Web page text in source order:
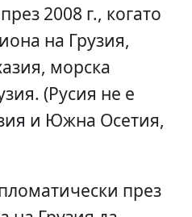
2008 г., когато
на Грузия,
морска
(Русия не е
и Южна Осетия,
през